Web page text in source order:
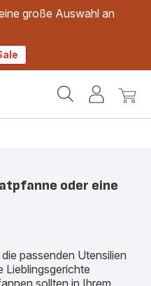
große Auswahl an
Mein
Mein
oder eine
passenden Utensilien
Lieblingsgerichte
sollten in Ihrem